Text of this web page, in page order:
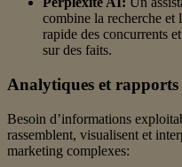
combine la recherche et
rapide des concurrents
sur des faits.
Analytiques et
Besoin d’informations
rassemblent, visualisent et
marketing complexes: